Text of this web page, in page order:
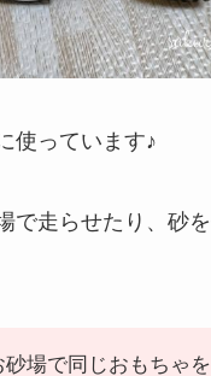
使っています♪
で走らせたり、砂
砂場で同じおもちゃ